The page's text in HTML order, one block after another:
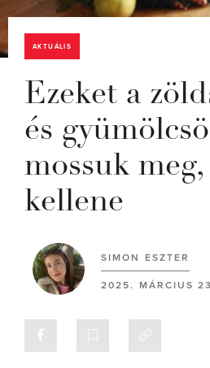
AKTUÁLIS
Ezeket a
és
mossuk
kellene
SIMON ESZTER
2025. MÁRCIUS